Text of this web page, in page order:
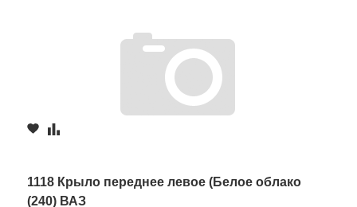
1118 Крыло переднее левое (Белое облако
(240) ВАЗ